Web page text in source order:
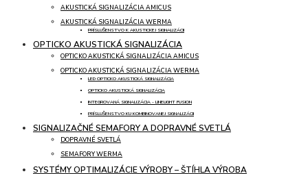
AKUSTICKÁ SIGNALIZÁCIA AMICUS
AKUSTICKÁ SIGNALIZÁCIA WERMA
PRÍSLUŠENSTVO K AKUSTICKEJ SIGNALIZÁCII
OPTICKO AKUSTICKÁ SIGNALIZÁCIA
OPTICKO AKUSTICKÁ SIGNALIZÁCIA AMICUS
OPTICKO AKUSTICKÁ SIGNALIZÁCIA WERMA
LED OPTICKO AKUSTICKÁ SIGNALIZÁCIA
OPTICKO AKUSTICKÁ SIGNALIZÁCIA
INTEGROVANÁ SIGNALIZÁCIA - LINELIGHT FUSION
PRÍSLUŠENSTVO KU KOMBINOVANEJ SIGNALIZÁCII
SIGNALIZAČNÉ SEMAFORY A DOPRAVNÉ SVETLÁ
DOPRAVNÉ SVETLÁ
SEMAFORY WERMA
SYSTÉMY OPTIMALIZÁCIE VÝROBY – ŠTÍHLA VÝROBA